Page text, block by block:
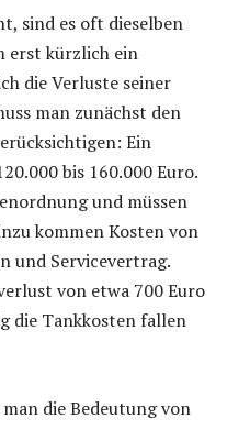
sind es oft dieselben
erst kürzlich ein
die Verluste seiner
man zunächst den
Ein
bis 160.000 Euro.
und müssen
kommen Kosten von
und Servicevertrag.
von etwa 700 Euro
die Tankkosten fallen
die Bedeutung von